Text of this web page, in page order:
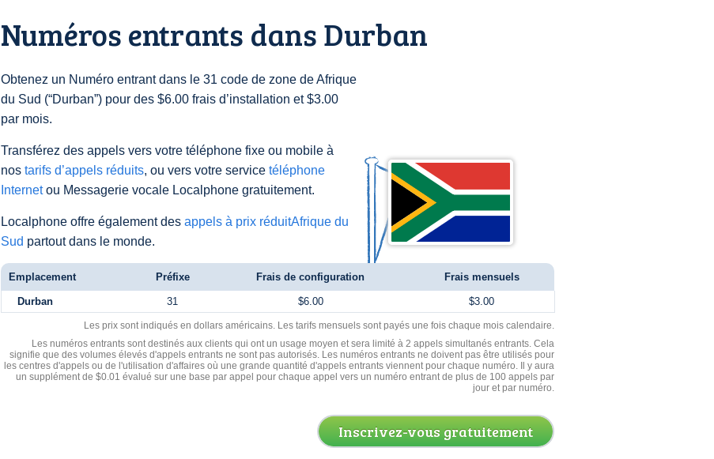
Numéros entrants dans Durban
Obtenez un Numéro entrant dans le 31 code de zone de Afrique
du Sud (“Durban”) pour des $6.00 frais d’installation et $3.00
par mois.
Transférez des appels vers votre téléphone fixe ou mobile à
nos tarifs d’appels réduits, ou vers votre service téléphone
Internetou Messagerie vocale Localphone gratuitement.
Localphone offre également des appels à prix réduitAfrique du
Sud partout dans le monde.
Emplacement Préfixe Frais de configuration Frais mensuels
Durban 31 $6.00 $3.00
Les prix sont indiqués en dollars américains. Les tarifs mensuels sont payés une fois chaque mois calendaire.
Les numéros entrants sont destinés aux clients qui ont un usage moyen et sera limité à 2 appels simultanés entrants. Cela
signifie que des volumes élevés d'appels entrants ne sont pas autorisés. Les numéros entrants ne doivent pas être utilisés pour
les centres d'appels ou de l'utilisation d'affaires où une grande quantité d'appels entrants viennent pour chaque numéro. Il y aura
un supplément de $0.01 évalué sur une base par appel pour chaque appel vers un numéro entrant de plus de 100 appels par
jour et par numéro.
Inscrivez-vous gratuitement